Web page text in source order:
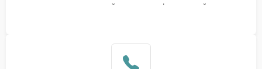
или оставить свой номер телефона на сайте